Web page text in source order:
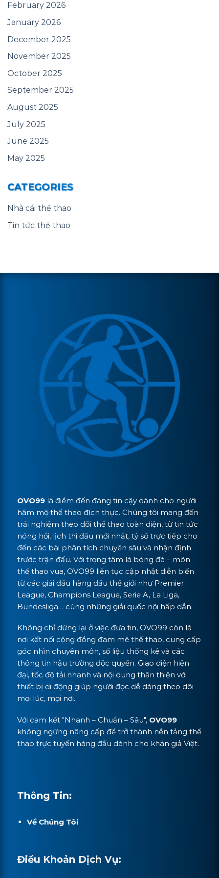
February 2026
January 2026
December 2025
November 2025
October 2025
September 2025
August 2025
July 2025
June 2025
May 2025
CATEGORIES
Nhà cái thể thao
Tin tức thể thao
OVO99 là điểm đến đáng tin cậy dành cho người
hâm mộ thể thao đích thực. Chúng tôi mang đến
trải nghiệm theo dõi thể thao toàn diện, từ tin tức
nóng hổi, lịch thi đấu mới nhất, tỷ số trực tiếp cho
đến các bài phân tích chuyên sâu và nhận định
trước trận đấu. Với trọng tâm là bóng đá – môn
thể thao vua, OVO99 liên tục cập nhật diễn biến
từ các giải đấu hàng đầu thế giới như Premier
League, Champions League, Serie A, La Liga,
Bundesliga… cùng những giải quốc nội hấp dẫn.
Không chỉ dừng lại ở việc đưa tin, OVO99 còn là
nơi kết nối cộng đồng đam mê thể thao, cung cấp
góc nhìn chuyên môn, số liệu thống kê và các
thông tin hậu trường độc quyền. Giao diện hiện
đại, tốc độ tải nhanh và nội dung thân thiện với
thiết bị di động giúp người đọc dễ dàng theo dõi
mọi lúc, mọi nơi.
Với cam kết "Nhanh – Chuẩn – Sâu", OVO99
không ngừng nâng cấp để trở thành nền tảng thể
thao trực tuyến hàng đầu dành cho khán giả Việt.
Thông Tin:
Về Chúng Tôi
Điều Khoản Dịch Vụ: